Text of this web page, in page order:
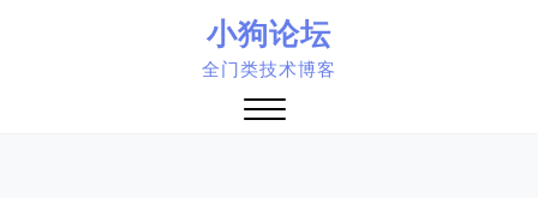
小狗论坛
全门类技术博客